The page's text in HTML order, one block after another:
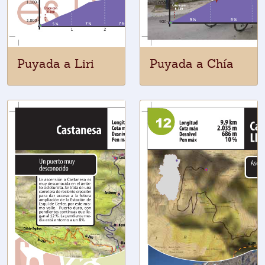
Puyada a Liri Puyada a Chía